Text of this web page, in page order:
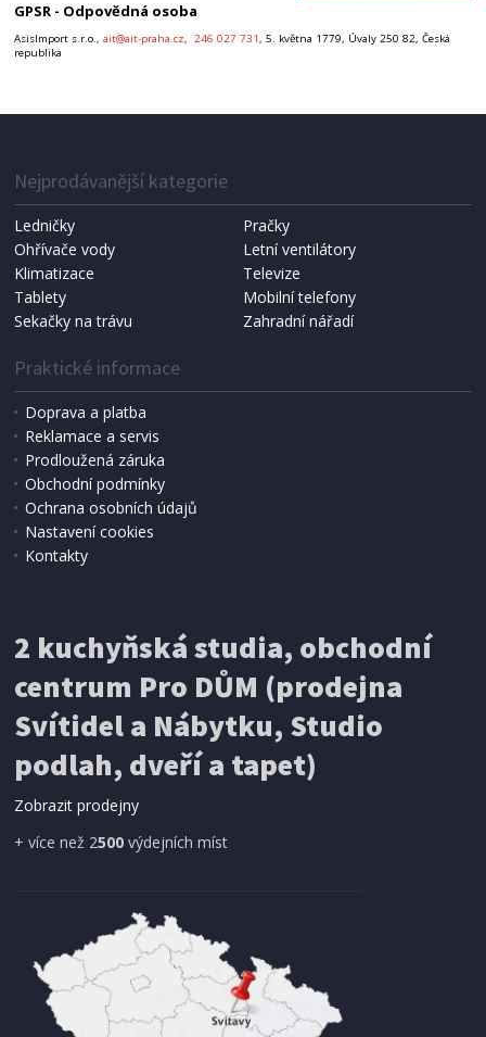
GPSR - Odpovědná osoba
AsisImport s.r.o.,ait@ait-praha.cz, 246 027 731, 5. května 1779, Úvaly 250 82, Česká
republika
Nejprodávanější kategorie
Ledničky
Pračky
Ohřívače vody
Letní ventilátory
Klimatizace
Televize
Tablety
Mobilní telefony
Sekačky na trávu
Zahradní nářadí
Praktické informace
Doprava a platba
Reklamace a servis
Prodloužená záruka
Obchodní podmínky
Ochrana osobních údajů
Nastavení cookies
Kontakty
2 kuchyňská studia, obchodní
centrum Pro DŮM (prodejna
Svítidel a Nábytku, Studio
podlah, dveří a tapet)
Zobrazit prodejny
+ více než 2500 výdejních míst